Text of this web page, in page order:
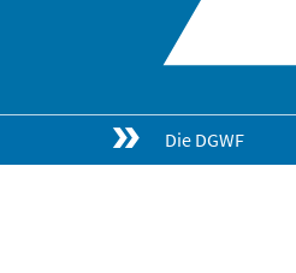
Die DGWF